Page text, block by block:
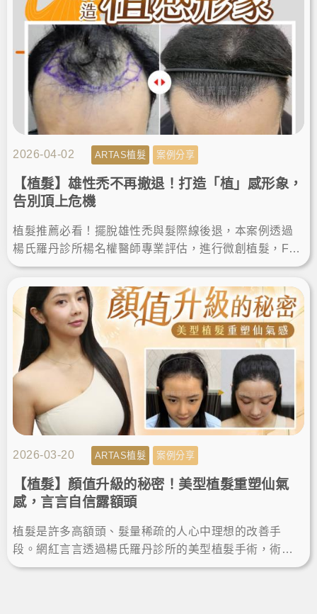
2026-04-02 ARTAS植髮 案例分享
【植髮】雄性禿不再撤退！打造「植」感形象，
告別頂上危機
植髮推薦必看！擺脫雄性禿與髮際線後退，本案例透過
楊氏羅丹診所楊名權醫師專業評估，進行微創植髮，FU
E植髮恢復期快，術後順利告別落髮空洞，重獲自然濃密
髮量與自信。
2026-03-20 ARTAS植髮 案例分享
【植髮】顏值升級的秘密！美型植髮重塑仙氣
感，言言自信露額頭
植髮是許多高額頭、髮量稀疏的人心中理想的改善手
段。網紅言言透過楊氏羅丹診所的美型植髮手術，術後
一年成功當髮量富翁，重拾自信、露額頭綁馬尾，擁有